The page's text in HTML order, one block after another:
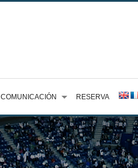
COMUNICACIÓN RESERVA